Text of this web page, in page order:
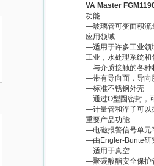
VA Master
功能
—玻璃管可变面积流
应用领域
—适用于许多工业领
工业，水处理系统和
—与介质接触的各种
—带有导向面，导向
—标准不锈钢外壳
—通过O型圈密封，
—计量管和浮子可以
重要产品功能
—电磁报警信号单元
—由Engler-Bunte研
—适用于真空
—聚碳酸酯安全保护